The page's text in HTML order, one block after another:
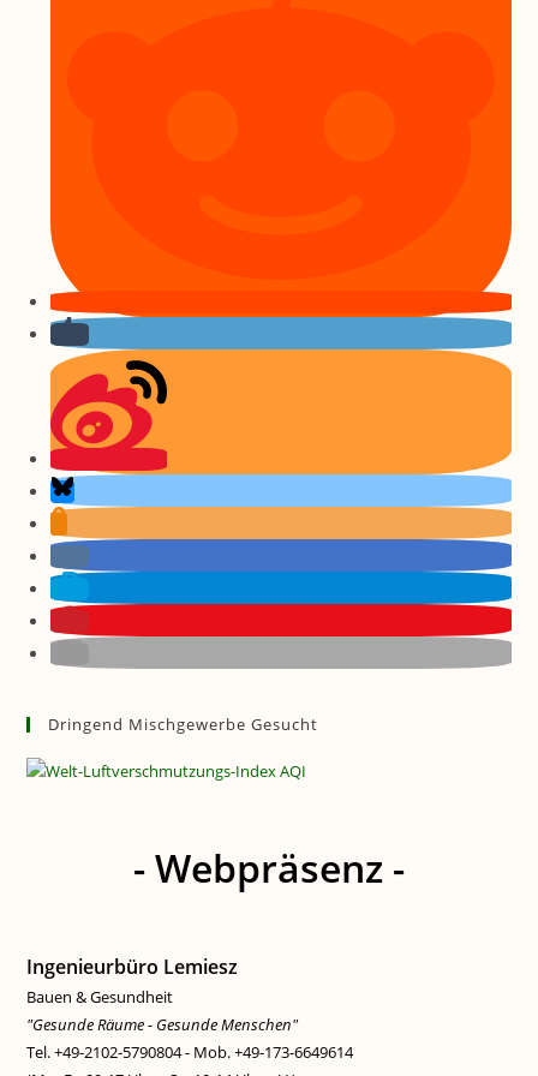
Dringend Mischgewerbe Gesucht
- Webpräsenz -
Ingenieurbüro Lemiesz
Bauen & Gesundheit
"Gesunde Räume - Gesunde Menschen"
Tel. +49-2102-5790804 - Mob. +49-173-6649614